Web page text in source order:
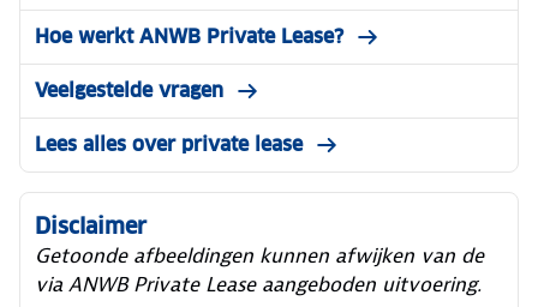
Hoe werkt ANWB Private Lease?
Veelgestelde vragen
Lees alles over private lease
Disclaimer
Getoonde afbeeldingen kunnen afwijken van de
via ANWB Private Lease aangeboden uitvoering.